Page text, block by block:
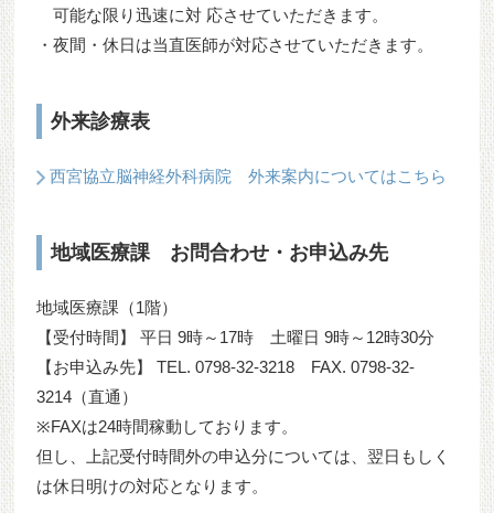
可能な限り迅速に対 応させていただきます。
・夜間・休日は当直医師が対応させていただきます。
外来診療表
西宮協立脳神経外科病院 外来案内についてはこちら
地域医療課 お問合わせ・お申込み先
地域医療課（1階）
【受付時間】 平日 9時～17時 土曜日 9時～12時30分
【お申込み先】 TEL. 0798-32-3218 FAX. 0798-32-
3214（直通）
※FAXは24時間稼動しております。
但し、上記受付時間外の申込分については、翌日もしく
は休日明けの対応となります。